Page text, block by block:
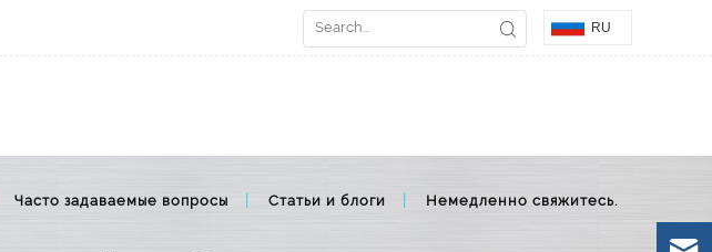
RU
Часто задаваемые вопросы Статьи и блоги Немедленно свяжитесь.